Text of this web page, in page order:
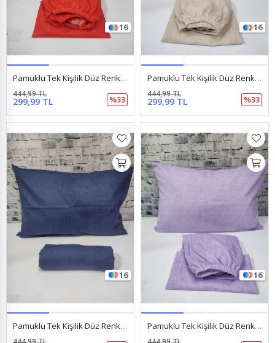
16
Pamuklu Tek Kişilik Düz Renk Lastikli Çarşaf Takımı Kırmızı
299,99 TL
444,99 TL
%33
16
Pamuklu Tek Kişilik Düz Renk Lastikli Çarşaf Takımı Krem
299,99 TL
444,99 TL
%33
16
Pamuklu Tek Kişilik Düz Renk Lastikli Çarşaf Takımı Lacivert
16
Pamuklu Tek Kişilik Düz Renk Lastikli Çarşaf Takımı Lila